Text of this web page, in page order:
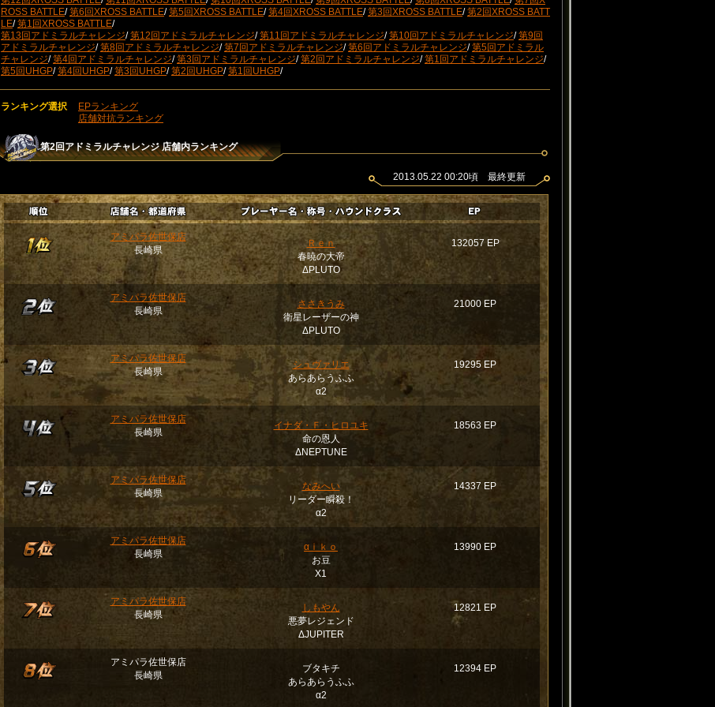
ROSS BATTLE/第6回XROSS BATTLE/第5回XROSS BATTLE/第4回XROSS BATTLE/第3回XROSS BATTLE/第2回XROSS BATT
LE/第1回XROSS BATTLE/
第13回アドミラルチャレンジ/第12回アドミラルチャレンジ/第11回アドミラルチャレンジ/第10回アドミラルチャレンジ/第9回
アドミラルチャレンジ/第8回アドミラルチャレンジ/第7回アドミラルチャレンジ/第6回アドミラルチャレンジ/第5回アドミラル
チャレンジ/第4回アドミラルチャレンジ/第3回アドミラルチャレンジ/第2回アドミラルチャレンジ/第1回アドミラルチャレンジ/
第5回UHGP/第4回UHGP/第3回UHGP/第2回UHGP/第1回UHGP/
ランキング選択
EPランキング
店舗対抗ランキング
第2回アドミラルチャレンジ店舗内ランキング
2013.05.22 00:20頃 最終更新
アミパラ佐世保店
長崎県
Ｒｅｎ
春暁の大帝
ΔPLUTO
132057 EP
アミパラ佐世保店
長崎県
ささきうみ
衛星レーザーの神
ΔPLUTO
21000 EP
アミパラ佐世保店
長崎県
シュヴァリエ
あらあらうふふ
α2
19295 EP
アミパラ佐世保店
長崎県
イナダ・Ｆ・ヒロユキ
命の恩人
ΔNEPTUNE
18563 EP
アミパラ佐世保店
長崎県
なみへい
リーダー瞬殺！
α2
14337 EP
アミパラ佐世保店
長崎県
αｉｋｏ
お豆
Χ1
13990 EP
アミパラ佐世保店
長崎県
しもやん
悪夢レジェンド
ΔJUPITER
12821 EP
アミパラ佐世保店
長崎県
ブタキチ
あらあらうふふ
α2
12394 EP